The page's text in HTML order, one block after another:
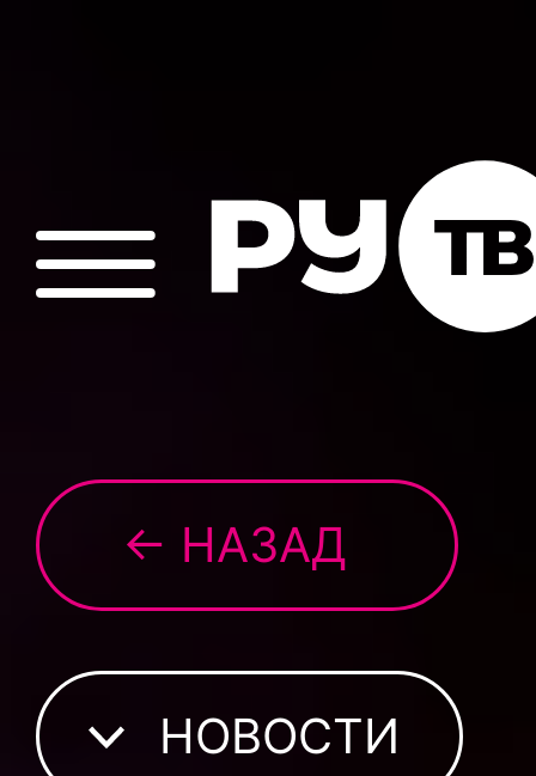
← НАЗАД
НОВОСТИ